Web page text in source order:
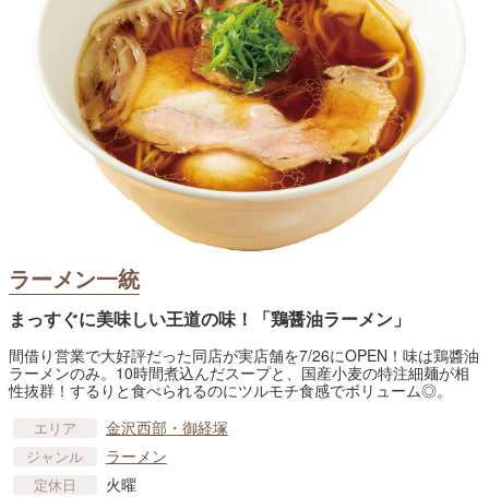
ラーメン一統
まっすぐに美味しい王道の味！「鶏醤油ラーメン」
間借り営業で大好評だった同店が実店舗を7/26にOPEN！味は鶏醬油
ラーメンのみ。10時間煮込んだスープと、国産小麦の特注細麺が相
性抜群！するりと食べられるのにツルモチ食感でボリューム◎。
エリア 金沢西部・御経塚
ジャンル ラーメン
定休日 火曜